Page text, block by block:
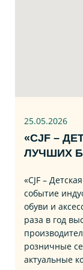
25.05.2026
«CJF –
ЛУЧШИХ
«CJF –
событие
обуви и
раза в год
розничные
актуальные